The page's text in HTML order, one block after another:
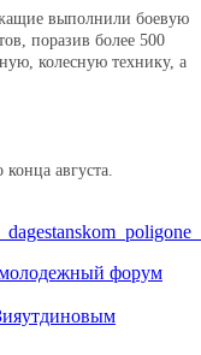
выполнили боевую
поразив более 500
колесную технику, а
августа.
молодежный форум